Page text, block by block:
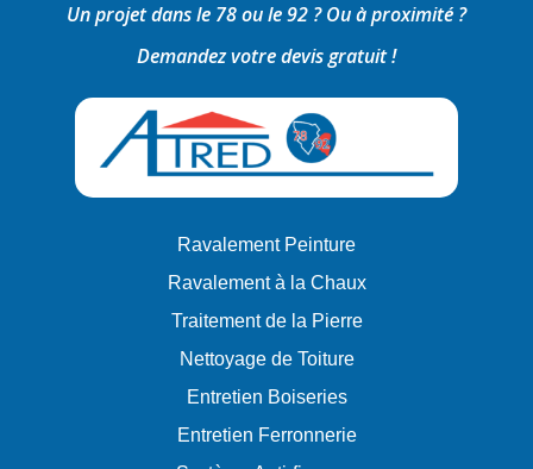
Un projet dans le 78 ou le 92 ? Ou à proximité ?
Demandez votre devis gratuit !
Ravalement Peinture
Ravalement à la Chaux
Traitement de la Pierre
Nettoyage de Toiture
Entretien Boiseries
Entretien Ferronnerie